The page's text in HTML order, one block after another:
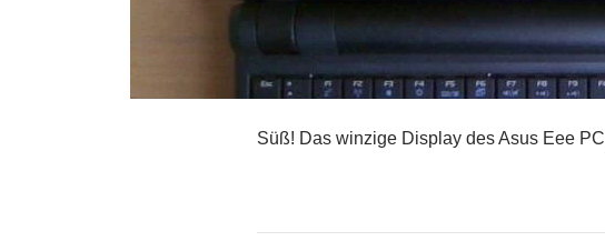
Süß! Das winzige Display des Asus Eee